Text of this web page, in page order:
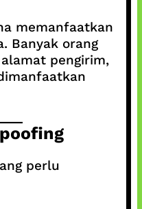
memanfaatkan
Banyak orang
pengirim,
perlu